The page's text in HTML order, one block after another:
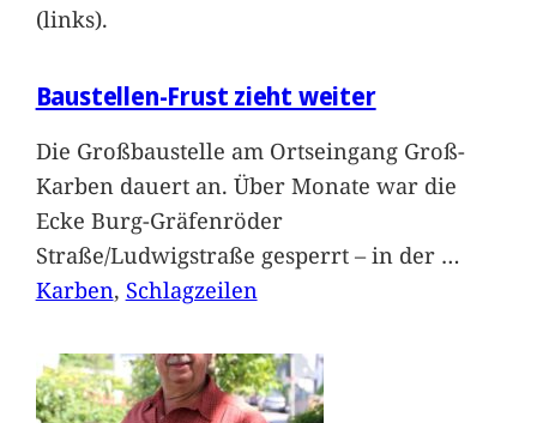
(links).
Baustellen-Frust zieht weiter
Die Großbaustelle am Ortseingang Groß-
Karben dauert an. Über Monate war die
Ecke Burg-Gräfenröder
Straße/Ludwigstraße gesperrt – in der …
Karben, Schlagzeilen